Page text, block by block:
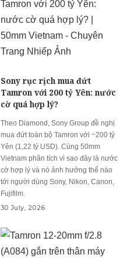
Sony rục rịch mua đứt
Tamron với 200 tỷ Yên: nước
cờ quá hợp lý?
Theo Diamond, Sony Group đề nghị
mua đứt toàn bộ Tamron với ~200 tỷ
Yên (1,22 tỷ USD). Cùng 50mm
Vietnam phân tích vì sao đây là nước
cờ hợp lý và nó ảnh hưởng thế nào
tới người dùng Sony, Nikon, Canon,
Fujifilm.
30 July, 2026